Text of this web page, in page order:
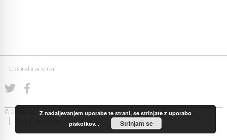
Uporabna stran
© 2008-2026 Uporabna Stran gostuje naZabec.net
Piškotki
Pogoji uporabe
Z nadaljevanjem uporabe te strani, se strinjate z uporabo
piškotkov.. Strinjam se